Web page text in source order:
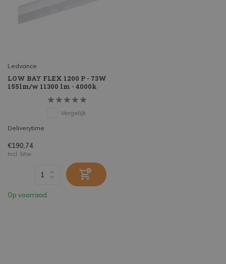
Ledvance
LOW BAY FLEX 1200 P - 73W
155lm/w 11300 lm - 4000k
Vergelijk
Deliverytime
€190,74
Incl. btw
Op voorraad